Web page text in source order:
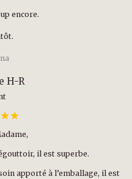
encore.
H-R
il est superbe.
apporté à l’emballage, il est